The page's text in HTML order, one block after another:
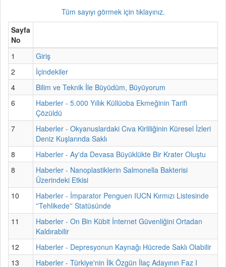
Tüm sayıyı görmek için tıklayınız.
Sayfa
No
1
Giriş
2
İçindekiler
4
Bilim ve Teknik İle Büyüdüm, Büyüyorum
6
Haberler - 5.000 Yıllık Küllüoba Ekmeğinin Tarifi
Çözüldü
7
Haberler - Okyanuslardaki Cıva Kirliliğinin Küresel İzleri
Deniz Kuşlarında Saklı
8
Haberler - Ay'da Devasa Büyüklükte Bir Krater Oluştu
8
Haberler - Nanoplastiklerin Salmonella Bakterisi
Üzerindeki Etkisi
10
Haberler - İmparator Penguen IUCN Kırmızı Listesinde
''Tehlikede'' Statüsünde
11
Haberler - On Bin Kübit İnternet Güvenliğini Ortadan
Kaldırabilir
12
Haberler - Depresyonun Kaynağı Hücrede Saklı Olabilir
13
Haberler - Türkiye'nin İlk Özgün İlaç Adayının Faz I